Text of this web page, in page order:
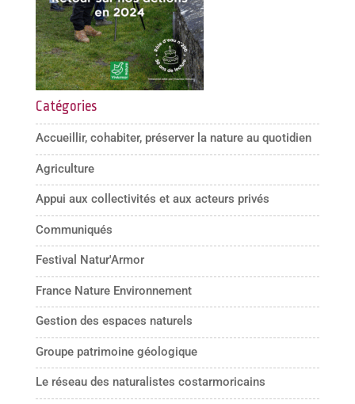
Catégories
Accueillir, cohabiter, préserver la nature au quotidien
Agriculture
Appui aux collectivités et aux acteurs privés
Communiqués
Festival Natur'Armor
France Nature Environnement
Gestion des espaces naturels
Groupe patrimoine géologique
Le réseau des naturalistes costarmoricains